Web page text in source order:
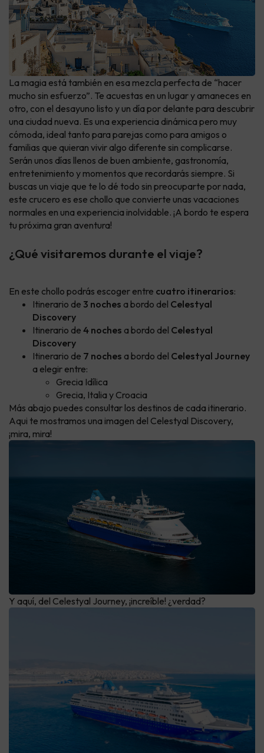
La magia está también en esa mezcla perfecta de “hacer
mucho sin esfuerzo”. Te acuestas en un lugar y amaneces en
otro, con el desayuno listo y un día por delante para descubrir
una ciudad nueva. Es una experiencia dinámica pero muy
cómoda, ideal tanto para parejas como para amigos o
familias que quieran vivir algo diferente sin complicarse.
Serán unos días llenos de buen ambiente, gastronomía,
entretenimiento y momentos que recordarás siempre. Si
buscas un viaje que te lo dé todo sin preocuparte por nada,
este crucero es ese chollo que convierte unas vacaciones
normales en una experiencia inolvidable. ¡A bordo te espera
tu próxima gran aventura!
¿Qué visitaremos durante el viaje?
En este chollo podrás escoger entre cuatro itinerarios:
Itinerario de 3 noches a bordo del Celestyal
Discovery
Itinerario de 4 noches a bordo del Celestyal
Discovery
Itinerario de 7 noches a bordo del Celestyal Journey
a elegir entre:
Grecia Idílica
Grecia, Italia y Croacia
Más abajo puedes consultar los destinos de cada itinerario.
Aqui te mostramos una imagen del Celestyal Discovery,
¡mira, mira!
Y aquí, del Celestyal Journey, ¡increíble! ¿verdad?